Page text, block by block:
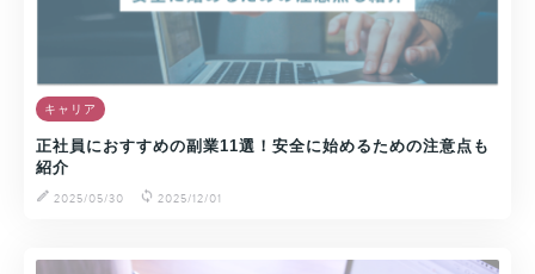
キャリア
正社員におすすめの副業11選！安全に始めるための注意点も
紹介
2025/05/30
2025/12/01